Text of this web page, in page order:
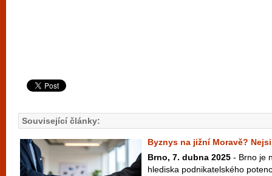
Související články:
Byznys na jižní Moravě?
Brno, 7. dubna 2025 - Brno je
hlediska podnikatelského